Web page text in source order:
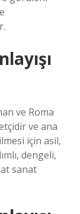
ve Roma
ve ana
için asil,
dengeli,
sanat